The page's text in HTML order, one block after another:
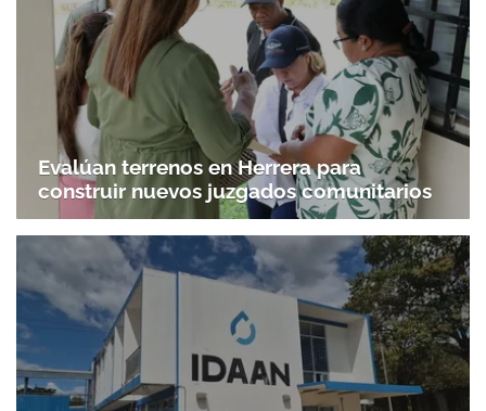
Evalúan terrenos en Herrera para
construir nuevos juzgados comunitarios